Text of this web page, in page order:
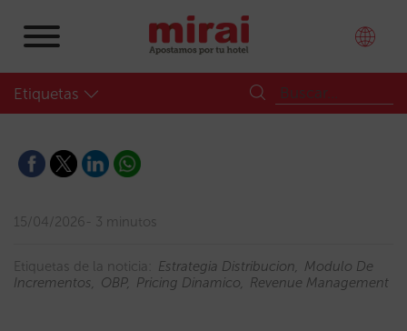
Etiquetas
15/04/2026 3 minutos
Etiquetas de la noticia: Estrategia Distribucion
Modulo De
Incrementos
OBP Pricing Dinamico Revenue Management